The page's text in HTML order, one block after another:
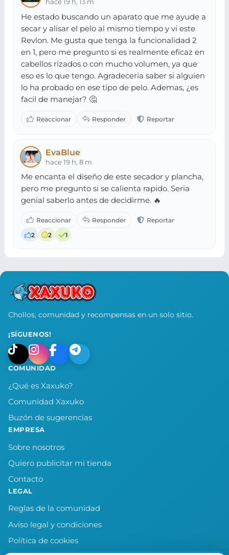
hace 19 h, 13 m
He estado buscando un aparato que me ayude a
secar y alisar el pelo al mismo tiempo y vi este
Revlon. Me gusta que tenga la funcionalidad 2
en 1, pero me pregunto si es realmente eficaz en
cabellos rizados o con mucho volumen, ya que
eso es lo que tengo. Agradeceria saber si alguien
lo ha probado en ese tipo de pelo. Ademas, ¿es
facil de manejar? 🤔
EvaBlue
hace 19 h, 8 m
Me encanta el diseño de este secador y plancha,
pero me pregunto si se calienta rapido. Seria
genial saberlo antes de decidirme. 🔥
2 2 1
Chollos, comunidad y recompensas en un solo sitio.
¡SÍGUENOS!
COMUNIDAD
¿Qué es Xaxuko?
Comunidad Xaxuko
Buzón de sugerencias
EMPRESA
Sobre nosotros
Quiero publicitar mi tienda
Contacto
LEGAL
Reglas de la comunidad
Aviso legal y condiciones
Política de cookies